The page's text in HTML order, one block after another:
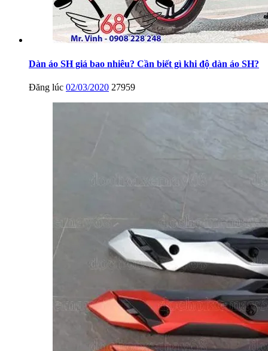
Dàn áo SH giá bao nhiêu? Cần biết gì khi độ dàn áo SH?
Đăng lúc 02/03/2020 27959